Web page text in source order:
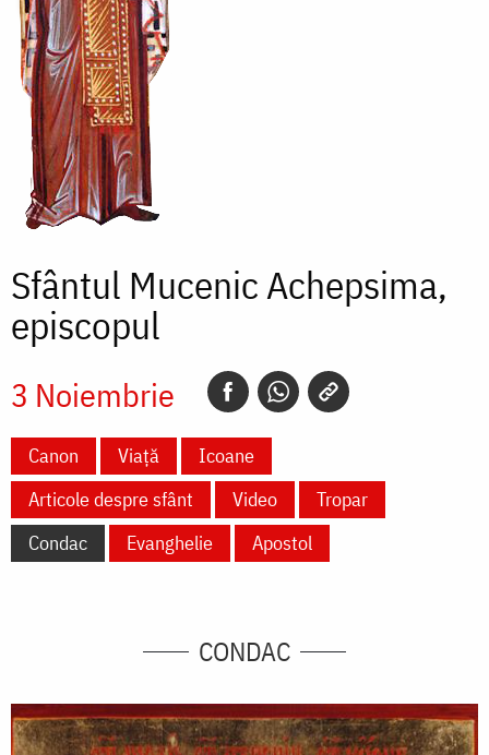
Sfântul Mucenic Achepsima,
episcopul
3 Noiembrie
Canon Viață
Icoane
Articole despre sfânt
Video
Tropar
Condac
Evanghelie Apostol
CONDAC